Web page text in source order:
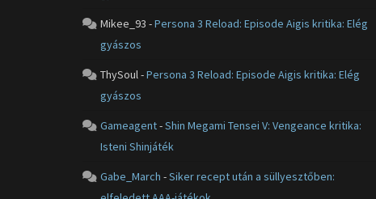
Mikee_93 -Persona 3 Reload: Episode Aigis kritika: Elég
gyászos
ThySoul-Persona 3 Reload: Episode Aigis kritika: Elég
gyászos
Gameagent-Shin Megami Tensei V: Vengeance kritika:
Isteni Shinjáték
Gabe_March -Siker recept után a süllyesztőben: